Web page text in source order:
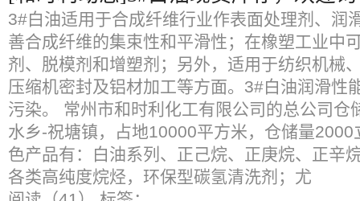
3#白油适用于合成纤维行业作表面处理剂、润
善合成纤维的集束性和平滑性；在橡塑工业中
剂、脱模剂和增塑剂；另外，适用于纺织机械
压缩机密封及铝材加工等方面。3#白油润滑性
污染。 常州市和时利化工有限公司的总公司仓
水乡-祝塘镇，占地10000平方米，仓储量
色产品有：白油系列、正己烷、正庚烷、正辛
各类高纯度烷烃，环保型碳氢清洗剂；尤